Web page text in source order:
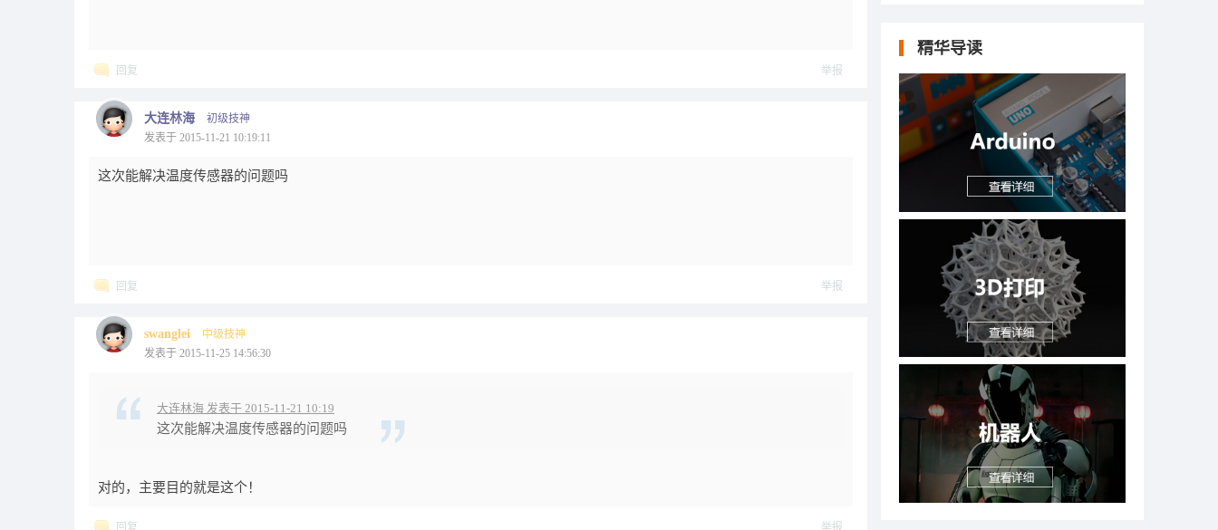
回复 举报
大连林海
初级技神
发表于 2015-11-21 10:19:11
这次能解决温度传感器的问题吗
回复 举报
swanglei
中级技神
发表于 2015-11-25 14:56:30
大连林海 发表于 2015-11-21 10:19
这次能解决温度传感器的问题吗
对的，主要目的就是这个！
回复 举报
精华导读